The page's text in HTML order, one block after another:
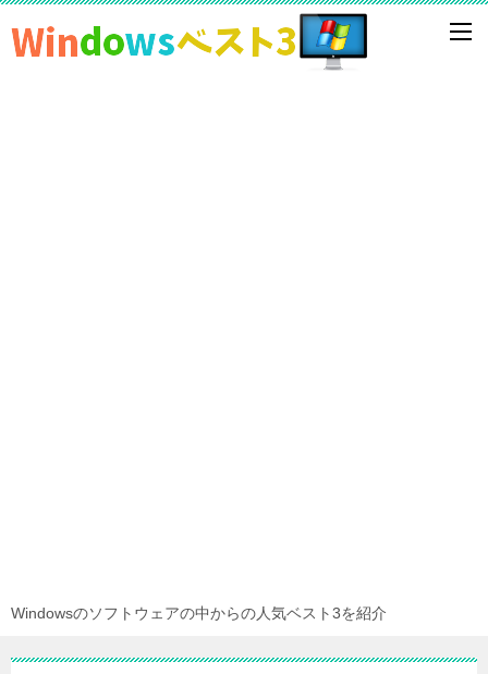
Windowsのソフトウェアの中からの人気ベスト3を紹介